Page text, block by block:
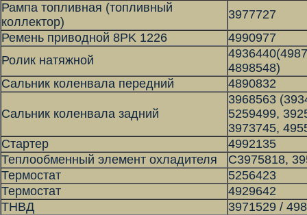
Рампа топливная (топливный
коллектор)
3977727
Ремень приводной 8PK 1226
4990977
Ролик натяжной
4898548)
Сальник коленвала передний
4890832
Сальник коленвала задний
3968563
5259499,
3973745,
Стартер
4992135
Теплообменный элемент охладителя
С3975818,
Термостат
5256423
Термостат
4929642
ТНВД
3971529 /